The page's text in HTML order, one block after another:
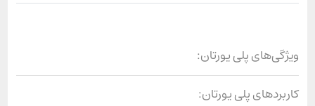
ویژگی‌های پلی یورتان:
کاربردهای پلی یورتان: